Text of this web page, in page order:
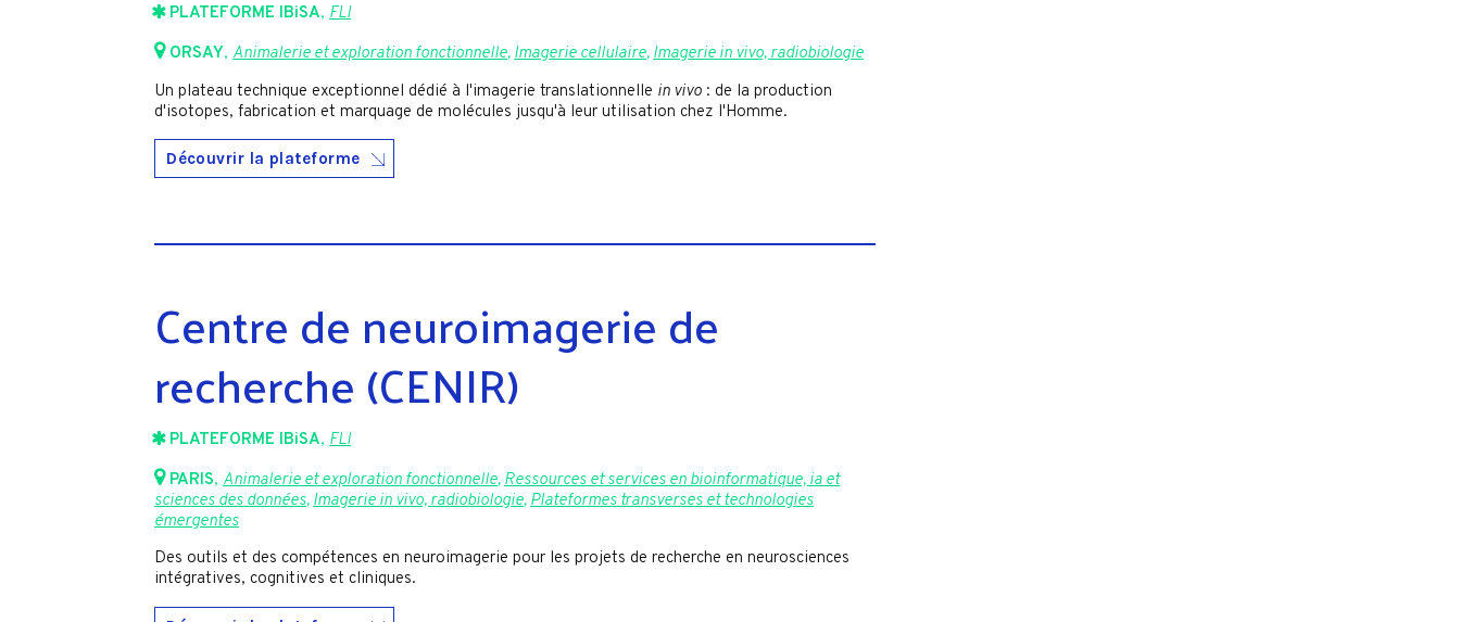
PLATEFORME IBiSA,FLI
ORSAY,Animalerie et exploration fonctionnelle,Imagerie cellulaire,Imagerie in vivo, radiobiologie
Un plateau technique exceptionnel dédié à l'imagerie translationnelle in vivo : de la production
d'isotopes, fabrication et marquage de molécules jusqu'à leur utilisation chez l'Homme.
Découvrir la plateforme
Centre de neuroimagerie de
recherche (CENIR)
PLATEFORME IBiSA,FLI
PARIS,Animalerie et exploration fonctionnelle,Ressources et services en bioinformatique, ia et
sciences des données,Imagerie in vivo, radiobiologie,Plateformes transverses et technologies
émergentes
Des outils et des compétences en neuroimagerie pour les projets de recherche en neurosciences
intégratives, cognitives et cliniques.